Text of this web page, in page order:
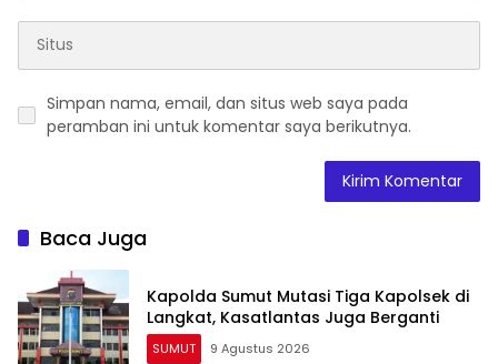
Simpan nama, email, dan situs web saya pada
peramban ini untuk komentar saya berikutnya.
Baca Juga
Kapolda Sumut Mutasi Tiga Kapolsek di
Langkat, Kasatlantas Juga Berganti
SUMUT 9 Agustus 2026